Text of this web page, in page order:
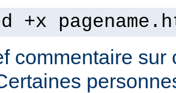
+x
commentaire sur